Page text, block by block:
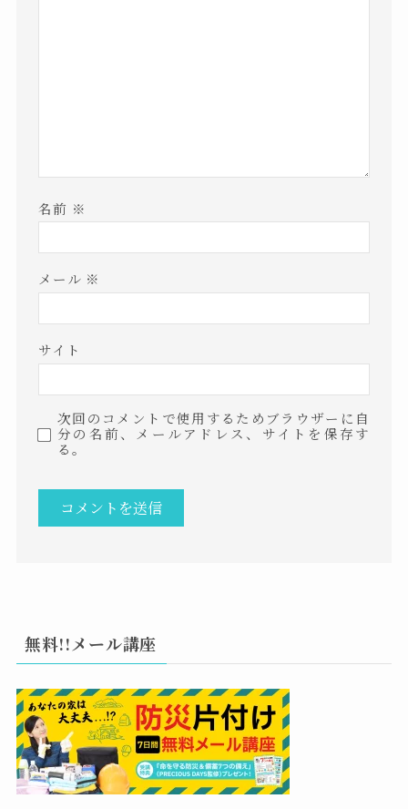
名前 ※
メール ※
サイト
次回のコメントで使用するためブラウザーに自
分の名前、メールアドレス、サイトを保存す
る。
無料!!メール講座